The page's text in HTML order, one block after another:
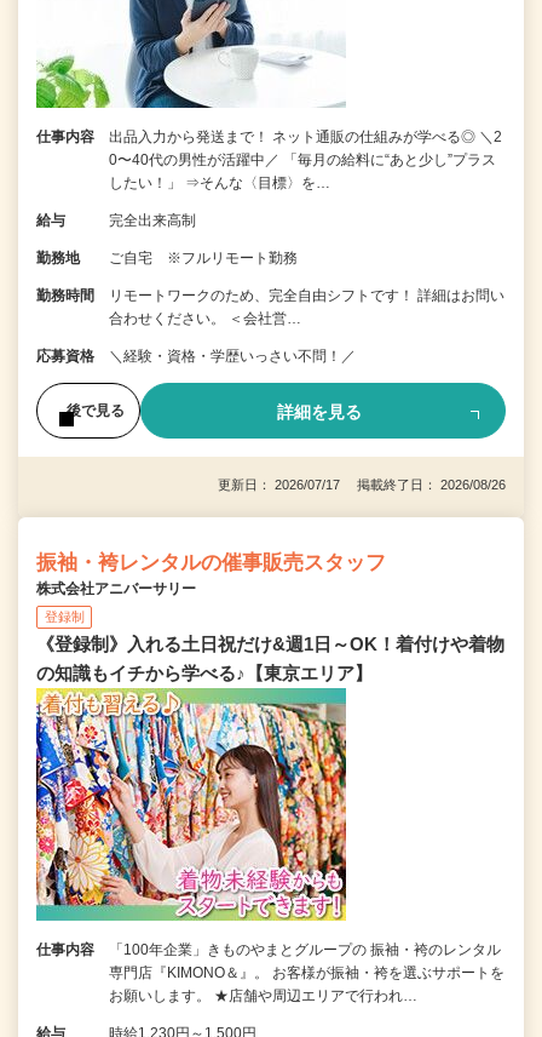
仕事内容
出品入力から発送まで！ ネット通販の仕組みが学べる◎ ＼2
0〜40代の男性が活躍中／ 「毎月の給料に“あと少し”プラス
したい！」 ⇒そんな〈目標〉を…
給与 完全出来高制
勤務地 ご自宅 ※フルリモート勤務
勤務時間
リモートワークのため、完全自由シフトです！ 詳細はお問い
合わせください。 ＜会社営…
応募資格 ＼経験・資格・学歴いっさい不問！／
後で見る 詳細を見る
更新日： 2026/07/17 掲載終了日： 2026/08/26
振袖・袴レンタルの催事販売スタッフ
株式会社アニバーサリー
登録制
《登録制》入れる土日祝だけ&週1日～OK！着付けや着物
の知識もイチから学べる♪【東京エリア】
仕事内容
「100年企業」きものやまとグループの 振袖・袴のレンタル
専門店『KIMONO＆』。 お客様が振袖・袴を選ぶサポートを
お願いします。 ★店舗や周辺エリアで行われ…
給与 時給1,230円～1,500円